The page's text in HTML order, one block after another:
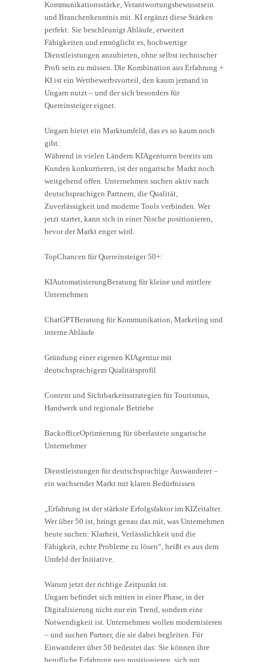
Kommunikationsstärke, Verantwortungsbewusstsein
und Branchenkenntnis mit. KI ergänzt diese Stärken
perfekt: Sie beschleunigt Abläufe, erweitert
Fähigkeiten und ermöglicht es, hochwertige
Dienstleistungen anzubieten, ohne selbst technischer
Profi sein zu müssen. Die Kombination aus Erfahrung +
KI ist ein Wettbewerbsvorteil, den kaum jemand in
Ungarn nutzt – und der sich besonders für
Quereinsteiger eignet.
Ungarn bietet ein Marktumfeld, das es so kaum noch
gibt.
Während in vielen Ländern KIAgenturen bereits um
Kunden konkurrieren, ist der ungarische Markt noch
weitgehend offen. Unternehmen suchen aktiv nach
deutschsprachigen Partnern, die Qualität,
Zuverlässigkeit und moderne Tools verbinden. Wer
jetzt startet, kann sich in einer Nische positionieren,
bevor der Markt enger wird.
TopChancen für Quereinsteiger 50+:
KIAutomatisierungBeratung für kleine und mittlere
Unternehmen
ChatGPTBeratung für Kommunikation, Marketing und
interne Abläufe
Gründung einer eigenen KIAgentur mit
deutschsprachigem Qualitätsprofil
Content und Sichtbarkeitsstrategien für Tourismus,
Handwerk und regionale Betriebe
BackofficeOptimierung für überlastete ungarische
Unternehmer
Dienstleistungen für deutschsprachige Auswanderer –
ein wachsender Markt mit klaren Bedürfnissen
„Erfahrung ist der stärkste Erfolgsfaktor im KIZeitalter.
Wer über 50 ist, bringt genau das mit, was Unternehmen
heute suchen: Klarheit, Verlässlichkeit und die
Fähigkeit, echte Probleme zu lösen“, heißt es aus dem
Umfeld der Initiative.
Warum jetzt der richtige Zeitpunkt ist.
Ungarn befindet sich mitten in einer Phase, in der
Digitalisierung nicht nur ein Trend, sondern eine
Notwendigkeit ist. Unternehmen wollen modernisieren
– und suchen Partner, die sie dabei begleiten. Für
Einwanderer über 50 bedeutet das: Sie können ihre
berufliche Erfahrung neu positionieren, sich mit